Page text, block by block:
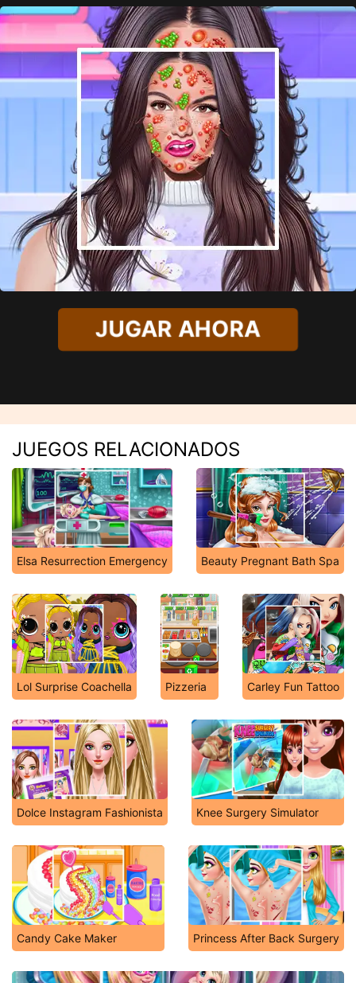
JUGAR AHORA
JUEGOS RELACIONADOS
Elsa Resurrection Emergency Beauty Pregnant Bath Spa
Lol Surprise Coachella Pizzeria Carley Fun Tattoo
Dolce Instagram Fashionista Knee Surgery Simulator
Candy Cake Maker Princess After Back Surgery